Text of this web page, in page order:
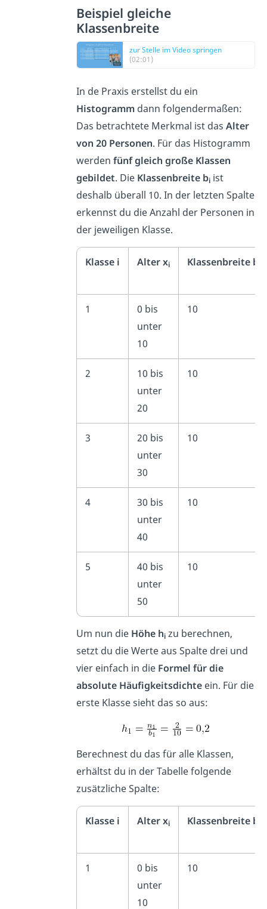
Beispiel gleiche
Klassenbreite
zur Stelle im Video springen
(02:01)
In de Praxis erstellst du ein
Histogrammdann folgendermaßen:
Das betrachtete Merkmal ist das Alter
von 20 Personen. Für das Histogramm
werden fünf gleich große Klassen
gebildet. Die Klassenbreite bi ist
deshalb überall 10. In der letzten Spalte
erkennst du die Anzahl der Personen in
der jeweiligen Klasse.
Klasse i Alter xi Klassenbreite b
1
0 bis
unter
10
10
2
10 bis
unter
20
10
3
20 bis
unter
30
10
4
30 bis
unter
40
10
5
40 bis
unter
50
10
Um nun die Höhe hizu berechnen,
setzt du die Werte aus Spalte drei und
vier einfach in die Formel für die
absolute Häufigkeitsdichteein. Für die
erste Klasse sieht das so aus:
Berechnest du das für alle Klassen,
erhältst du in der Tabelle folgende
zusätzliche Spalte:
Klasse i Alter xi Klassenbreite b
1
0 bis
unter
10
10